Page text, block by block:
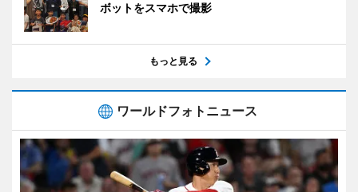
ボットをスマホで撮影
もっと見る
ワールドフォトニュース